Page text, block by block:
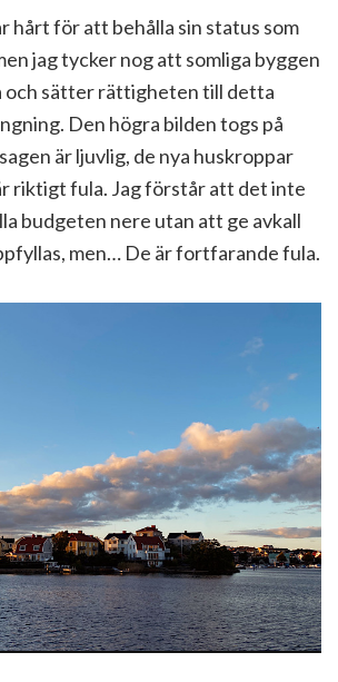
hårt för att behålla sin status som
jag tycker nog att somliga byggen
och sätter rättigheten till detta
Den högra bilden togs på
är ljuvlig, de nya huskroppar
riktigt fula. Jag förstår att det inte
budgeten nere utan att ge avkall
men… De är fortfarande fula.